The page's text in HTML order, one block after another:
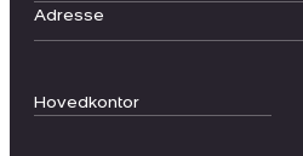
Hovedkontor
Adresse